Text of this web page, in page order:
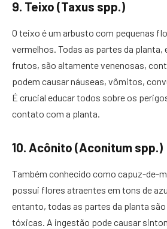
9. Teixo (Taxus spp.)
O teixo é um arbusto com pequenas
vermelhos. Todas as partes da planta,
frutos, são altamente venenosas,
podem causar náuseas, vômitos,
É crucial educar todos sobre os
contato com a planta.
10. Acônito (Aconitum spp.)
Também conhecido como capuz-de-
possui flores atraentes em tons de
entanto, todas as partes da planta
tóxicas. A ingestão pode causar